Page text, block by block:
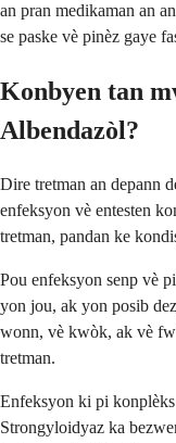
an pran medikaman an
se paske vè pinèz gaye
Konbyen tan
Albendazòl?
Dire tretman an depann
enfeksyon vè entesten
tretman, pandan ke
Pou enfeksyon senp vè
yon jou, ak yon posib
wonn, vè kwòk, ak vè
tretman.
Enfeksyon ki pi
Strongyloidyaz ka